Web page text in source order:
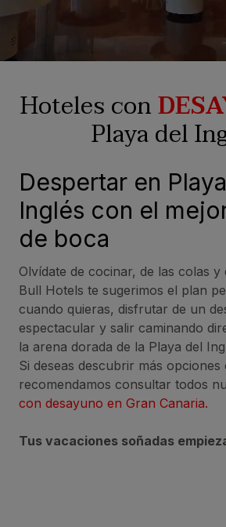
Hoteles con
Playa del
Despertar en
Inglés con el
de boca
Olvídate de cocinar, de las colas y
Bull Hotels te sugerimos el plan
cuando quieras, disfrutar de un
espectacular y salir caminando
la arena dorada de la Playa del
Si deseas descubrir más opciones
recomendamos consultar todos
con desayuno en Gran Canaria.
Tus vacaciones soñadas